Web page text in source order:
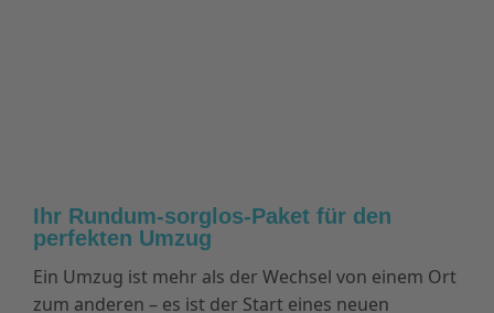
Ihr Rundum-sorglos-Paket für den
perfekten Umzug
Ein Umzug ist mehr als der Wechsel von einem Ort
zum anderen – es ist der Start eines neuen